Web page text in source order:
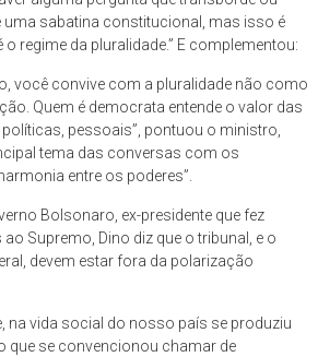
uma sabatina constitucional, mas isso é
regime da pluralidade.” E complementou:
você convive com a pluralidade não como
Quem é democrata entende o valor das
pessoais”, pontuou o ministro,
tema das conversas com os
entre os poderes”.
Bolsonaro, ex-presidente que fez
Supremo, Dino diz que o tribunal, e o
devem estar fora da polarização
na vida social do nosso país se produziu
que se convencionou chamar de